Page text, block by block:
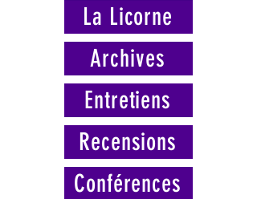
La Licorne
Archives
Entretiens
Recensions
Conférences